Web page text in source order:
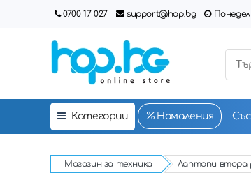
0700 17 027 support@hop.bg
Категории Намаления
Магазин за техника Лаптопи втора